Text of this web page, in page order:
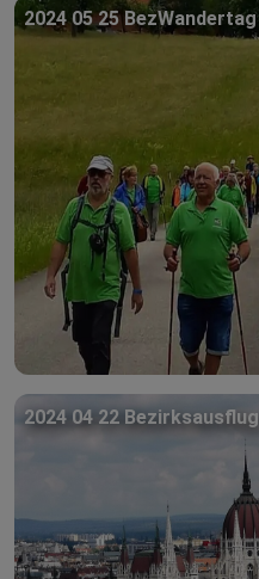
2024 05 25 BezWandertag
2024 04 22 Bezirksausflug